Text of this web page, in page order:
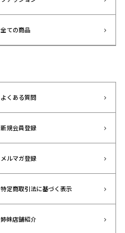
全ての商品
よくある質問
新規会員登録
メルマガ登録
特定商取引法に基づく表示
姉妹店舗紹介